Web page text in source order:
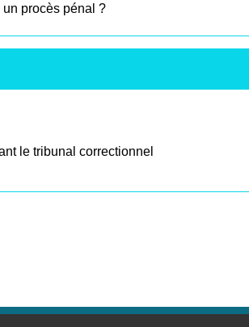
procès pénal ?
le tribunal correctionnel